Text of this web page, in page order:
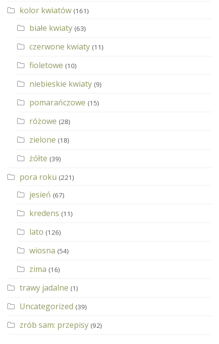
kolor kwiatów (161)
białe kwiaty (63)
czerwone kwiaty (11)
fioletowe (10)
niebieskie kwiaty (9)
pomarańczowe (15)
różowe (28)
zielone (18)
żółte (39)
pora roku (221)
jesień (67)
kredens (11)
lato (126)
wiosna (54)
zima (16)
trawy jadalne (1)
Uncategorized (39)
zrób sam: przepisy (92)